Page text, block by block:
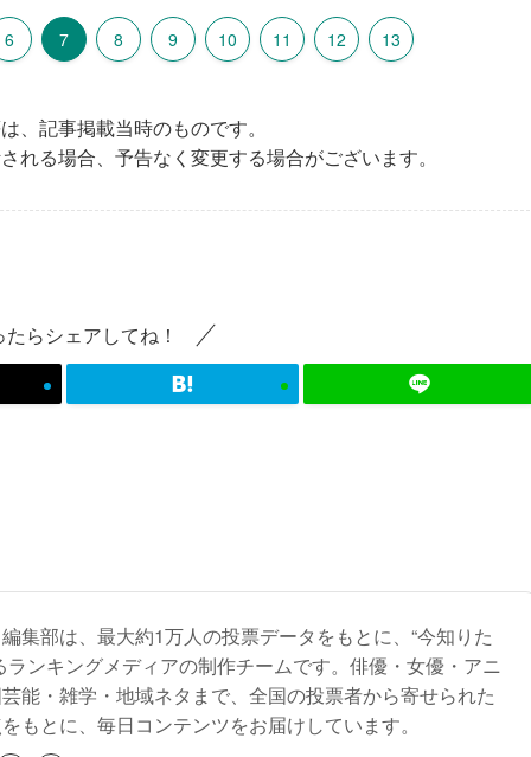
6 7 8 9 10 11 12 13
、記事掲載当時のものです。
る場合、予告なく変更する場合がございます。
らシェアしてね！
集部は、最大約1万人の投票データをもとに、“今知りた
ランキングメディアの制作チームです。俳優・女優・アニ
能・雑学・地域ネタまで、全国の投票者から寄せられた
もとに、毎日コンテンツをお届けしています。